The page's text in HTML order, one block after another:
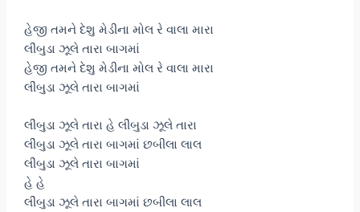
હેજી તમને દેશુ મેડીના મોલ રે વાલા મારા
લીંબુડા ઝૂલે તારા બાગમાં
હેજી તમને દેશુ મેડીના મોલ રે વાલા મારા
લીંબુડા ઝૂલે તારા બાગમાં
લીંબુડા ઝૂલે તારા હે લીંબુડા ઝૂલે તારા
લીંબુડા ઝૂલે તારા બાગમાં છબીલા લાલ
લીંબુડા ઝૂલે તારા બાગમાં
હે હે
લીંબુડા ઝૂલે તારા બાગમાં છબીલા લાલ